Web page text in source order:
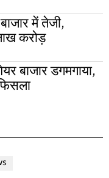
में तेजी,
करोड़
बाजार डगमगाया,